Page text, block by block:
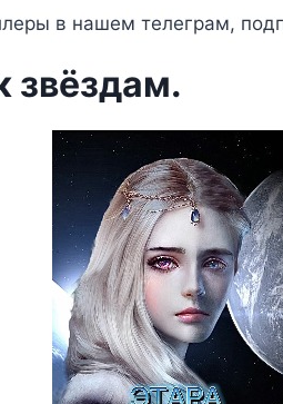
в нашем телеграм,
звёздам.